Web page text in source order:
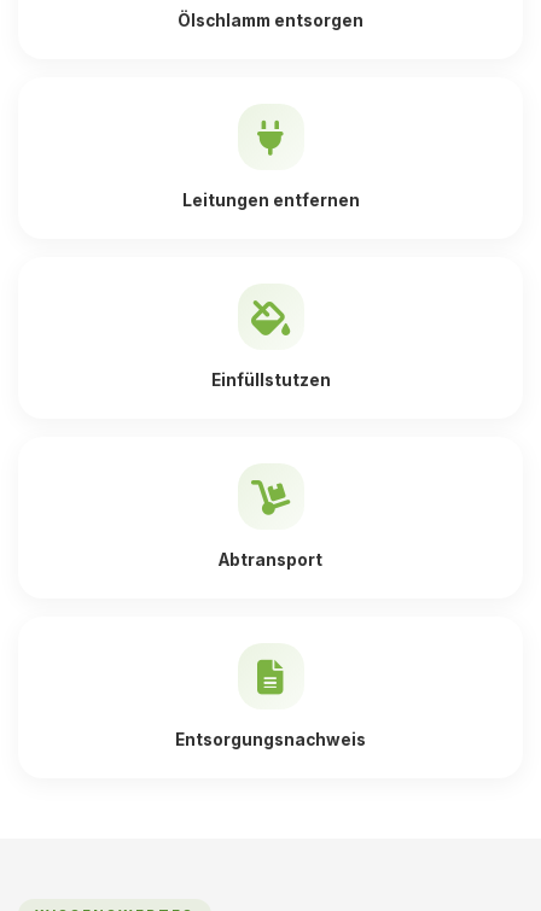
Ölschlamm entsorgen
Leitungen entfernen
Einfüllstutzen
Abtransport
Entsorgungsnachweis